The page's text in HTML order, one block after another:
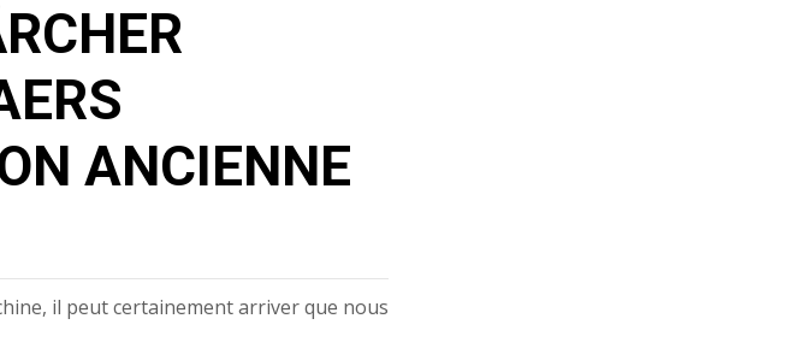
ANCIENNE
il peut certainement arriver que nous